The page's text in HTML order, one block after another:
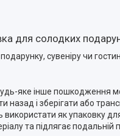
для солодких
сувеніру чи
яке інше пошкодження
назад і зберігати або
як упаковку
та підлягає подальній